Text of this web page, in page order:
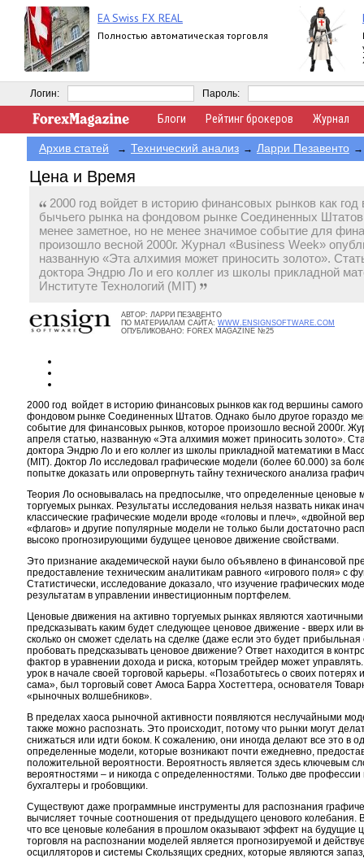
EA Swiss FX REAL
Полностью автоматическая торговля
Логин: Пароль:
Блоги Рейтинг брокеров Журнал
Архив статей → Технический анализ → Ларри Пезавенто →
Цена и Время
2000 год войдет в историю финансовых рынков как
бычьего рынка на фондовом рынке Соединенных
менее заметное, но не менее значимое событие для
произошло весной 2000г. Журнал «Business Week»
названную «Эта алхимия может приносить золото».
доктора Эндрю Ло и его коллег из школы прикладной
Институте Технологий (MIT)
АВТОР: ЛАРРИ ПЕЗАВЕНТО
ПО МАТЕРИАЛАМ САЙТА: WWW.ENSIGNSOFTWARE.COM
ОПУБЛИКОВАНО: FOREX MAGAZINE №25
2000 год войдет в историю финансовых рынков как год вершины
фондовом рынке Соединенных Штатов. Однако было другое гораздо
событие для финансовых рынков, которое произошло весной 2000г.
апреля статью, названную «Эта алхимия может приносить золото».
доктора Эндрю Ло и его коллег из школы прикладной математики в
(MIT). Доктор Ло исследовал графические модели (более 60.000) за
попытке доказать или опровергнуть тайну технического анализа
Теория Ло основывалась на предпосылке, что определенные ценовые
торгуемых рынках. Результаты исследования нельзя назвать никак
классические графические модели вроде «головы и плеч», «двойной
«флагов» и другие популярные модели не только были достаточно
высоко прогнозирующими будущее ценовое движение свойствами.
Это признание академической науки было объявлено в финансовой
предоставление техническим аналитикам равного «игрового поля» с
Статистически, исследование доказало, что изучение графических
результатам в управлении инвестиционным портфелем.
Ценовые движения на активно торгуемых рынках являются
предсказывать каким будет следующее ценовое движение - вверх или
сколько он сможет сделать на сделке (даже если это будет
пробовать предсказывать ценовое движение? Ответ находится в
фактор в уравнении дохода и риска, которым трейдер может
урок в начале своей торговой карьеры. «Позаботьтесь о своих
сама», был торговый совет Амоса Барра Хостеттера, основателя
«рыночных волшебников».
В пределах хаоса рыночной активности появляются неслучайными
также можно распознать. Это происходит, потому что рынки могут
снижаться или идти боком. К сожалению, они иногда делают все это в
определенные модели, которые возникают почти ежедневно,
положительной вероятности. Вероятность является здесь ключевым
вероятностями – и никогда с определенностями. Только две
бухгалтеры и гробовщики.
Существуют даже программные инструменты для распознания
вычисляет точные соотношения от предыдущего ценового колебания.
что все ценовые колебания в прошлом оказывают эффект на будущие
торговля на распознании моделей является прогнозируемой и
осцилляторов и системы Скользящих средних, которые являются